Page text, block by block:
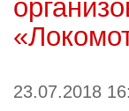
23.07.2018